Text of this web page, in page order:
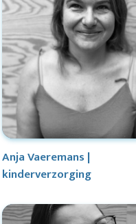
Anja Vaeremans |
kinderverzorging